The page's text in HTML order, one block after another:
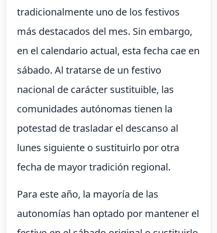
tradicionalmente uno de los festivos
más destacados del mes. Sin embargo,
en el calendario actual, esta fecha cae en
sábado. Al tratarse de un festivo
nacional de carácter sustituible, las
comunidades autónomas tienen la
potestad de trasladar el descanso al
lunes siguiente o sustituirlo por otra
fecha de mayor tradición regional.
Para este año, la mayoría de las
autonomías han optado por mantener el